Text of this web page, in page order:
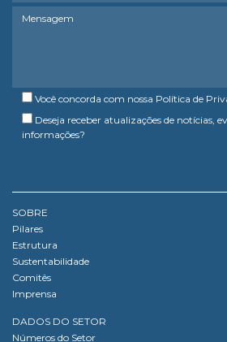
Você concorda com nossa Política de
Deseja receber atualizações de notícias,
informações?
SOBRE
Pilares
Estrutura
Sustentabilidade
Comitês
Imprensa
DADOS DO SETOR
Números do Setor